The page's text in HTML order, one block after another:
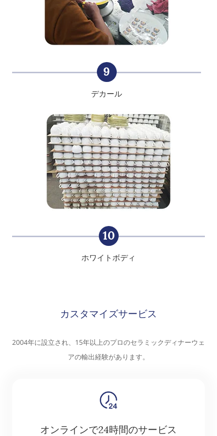
9
デカール
10
ホワイトボディ
カスタマイズサービス
2004年に設立され、15年以上のプロのセラミックディナーウェ
アの輸出経験があります。
オンラインで24時間のサービス